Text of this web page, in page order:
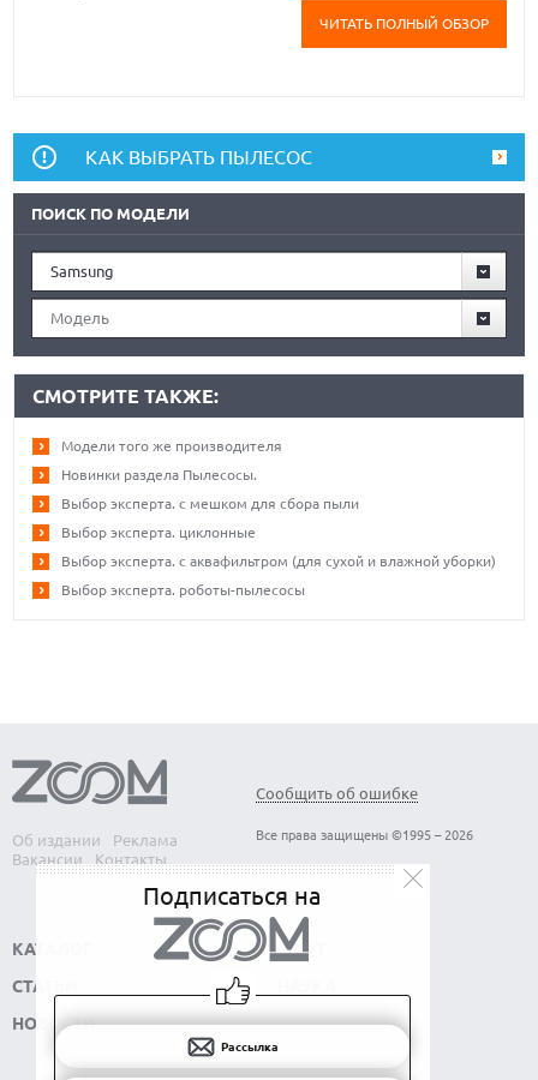
ЧИТАТЬ ПОЛНЫЙ ОБЗОР
КАК ВЫБРАТЬ ПЫЛЕСОС
ПОИСК ПО МОДЕЛИ
Samsung
Модель
СМОТРИТЕ ТАКЖЕ:
Модели того же производителя
Новинки раздела Пылесосы.
Выбор эксперта. с мешком для сбора пыли
Выбор эксперта. циклонные
Выбор эксперта. с аквафильтром (для сухой и влажной уборки)
Выбор эксперта. роботы-пылесосы
Об издании
Реклама
Вакансии
Контакты
Сообщить об ошибке
Все права защищены ©1995 – 2026
КАТАЛОГ
СТАТЬИ
НОВОСТИ
СОФТ
Подписаться на
Рассылка